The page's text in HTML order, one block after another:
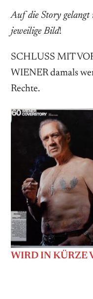
Auf die Story
jeweilige Bild!
SCHLUSS MIT
WIENER damals
Rechte.
WIRD IN KÜRZE